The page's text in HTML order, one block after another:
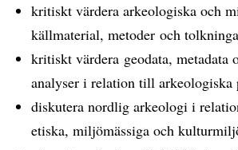
kritiskt värdera arkeologiska och
källmaterial, metoder och
kritiskt värdera geodata, metadata
analyser i relation till arkeologiska
diskutera nordlig arkeologi i
etiska, miljömässiga och